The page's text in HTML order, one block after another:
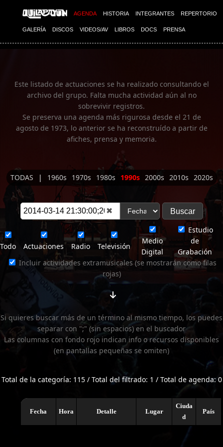
AGENDA HISTORIA INTEGRANTES REPERTORIO
GALERÍA DISCOS VIDEOS/AV LIBROS DOCS PRENSA
Imagen 01
Este listado de actuaciones se ha realizado consultando el
archivo del grupo. Falta mucha actividad aún al no
sobrevivir registros.
Se preserva una agenda más rigurosa desde el 21 de
agosto de 1973, lo anterior se ha reconstruído a partir de
afiches, prensa y memoria.
TODAS | 1960s 1970s 1980s 1990s 2000s 2010s 2020s
✖
Todo Actuaciones Radio Televisión
Medio
Digital
Estudio
de
Grabación
Incluir actividades extramusicales (se mostrarán como filas
rojas)
Si quieres buscar más de un término al mismo tiempo, los puedes
separar con ";" (sin espacios) en el buscador
Las columnas con fondo rojo indican info o recursos disponibles
(en pantallas pequeñas se omiten)
Total de la categoría: 115 / Total del filtrado: 1 / Total de agenda: 0
Fecha Hora Detalle Lugar
Ciuda
d
País